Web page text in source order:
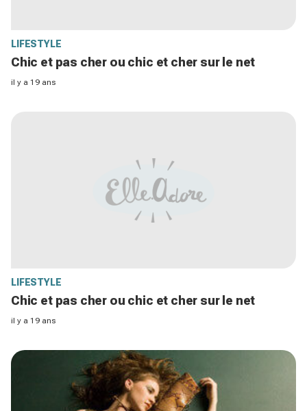
LIFESTYLE
Chic et pas cher ou chic et cher sur le net
il y a 19 ans
LIFESTYLE
Chic et pas cher ou chic et cher sur le net
il y a 19 ans